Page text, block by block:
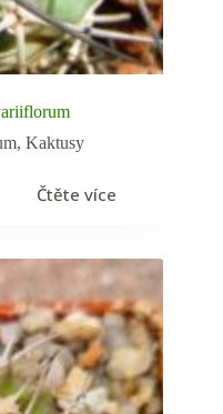
,Kaktusy
Čtěte více